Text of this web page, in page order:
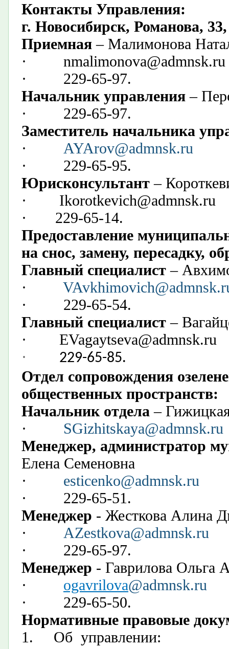
Контакты Управления:
г. Новосибирск, Романова,
Приемная– Малимонова
·
nmalimonova@admnsk.ru​
·
229-65-97.
Начальник управления –
·
229-65-97.​
Заместитель начальника
· AYArov@admnsk.ru
· 229-65-95.​
Юрисконсультант–
·
Ikorotkevich@admnsk.ru
·
229-65-14.
Предоставление
на снос, замену, пересадку,
Главный специалист –
·
·
229-65-54.
Главный специалист –
·
EVagaytseva@admnsk.ru
·
229-65-85.
Отдел сопровождения
общественных пространств:
Начальник отдела –
·
SGizhitskaya@admnsk.ru
Менеджер, администратор
Елена Семеновна
·
esticenko@admnsk.ru
·
229-65-51.
Менеджер - Жесткова Алина
· AZestkova@admnsk.ru
· 229-65-97.
Менеджер - Гаврилова Ольга
· ogavrilova@admnsk.ru
· 229-65-50.
Нормативные правовые
1.
Об управлении: